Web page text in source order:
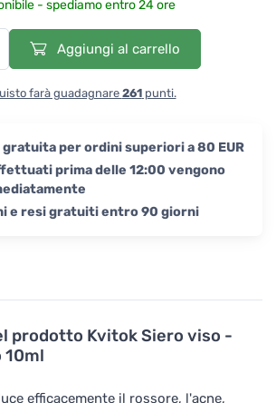
prodotto Kvitok Siero viso -
10ml
efficacemente il rossore, l'acne,
- spediamo entro 24 ore
Aggiungi al carrello
farà guadagnare261punti.
per ordini superiori a 80 EUR
prima delle 12:00 vengono
e resi gratuiti entro 90 giorni